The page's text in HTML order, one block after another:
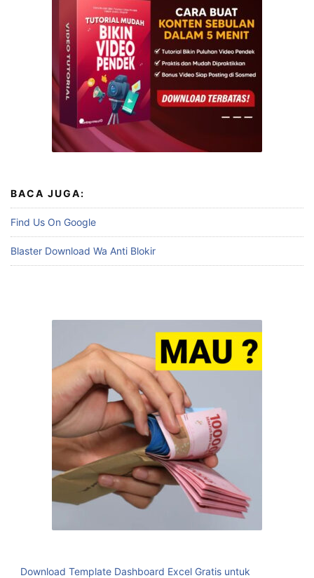
BACA JUGA:
Find Us On Google
Blaster Download Wa Anti Blokir
Download Template Dashboard Excel Gratis untuk